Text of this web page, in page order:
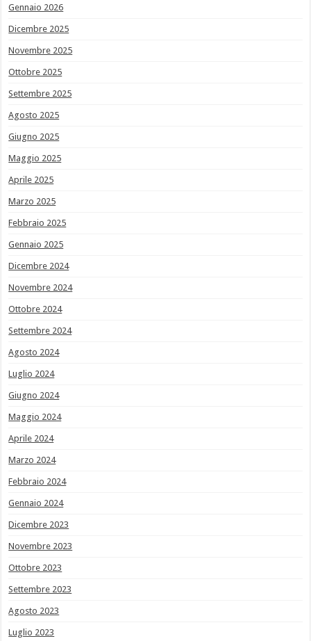
Gennaio 2026
Dicembre 2025
Novembre 2025
Ottobre 2025
Settembre 2025
Agosto 2025
Giugno 2025
Maggio 2025
Aprile 2025
Marzo 2025
Febbraio 2025
Gennaio 2025
Dicembre 2024
Novembre 2024
Ottobre 2024
Settembre 2024
Agosto 2024
Luglio 2024
Giugno 2024
Maggio 2024
Aprile 2024
Marzo 2024
Febbraio 2024
Gennaio 2024
Dicembre 2023
Novembre 2023
Ottobre 2023
Settembre 2023
Agosto 2023
Luglio 2023